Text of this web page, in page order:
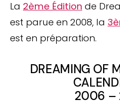
La 2ème Édition de
est parue en 2008, la
est en préparation.
DREAMING OF
2006 –